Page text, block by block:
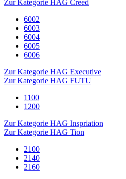
Zur Kategorie HAG Creed
6002
6003
6004
6005
6006
Zur Kategorie HAG Executive
Zur Kategorie HAG FUTU
1100
1200
Zur Kategorie HAG Inspriation
Zur Kategorie HAG Tion
2100
2140
2160